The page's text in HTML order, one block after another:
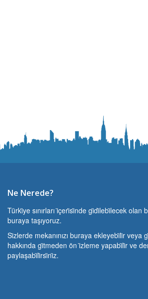
Ne Nerede?
Türki̇ye sınırları i̇çeri̇si̇nde gi̇di̇lebi̇lecek olan
buraya taşıyoruz.
Si̇zlerde mekanınızı buraya ekleyebi̇li̇r veya
hakkında gi̇tmeden ön i̇zleme yapabi̇li̇r ve
paylaşabi̇li̇rsi̇ni̇z.